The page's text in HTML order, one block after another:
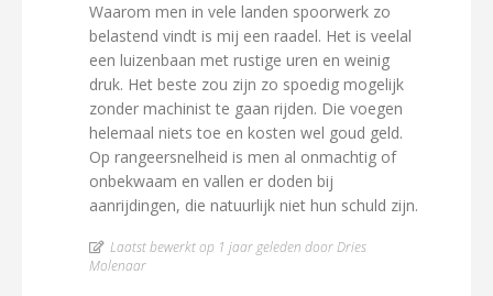
Waarom men in vele landen spoorwerk zo
belastend vindt is mij een raadel. Het is veelal
een luizenbaan met rustige uren en weinig
druk. Het beste zou zijn zo spoedig mogelijk
zonder machinist te gaan rijden. Die voegen
helemaal niets toe en kosten wel goud geld.
Op rangeersnelheid is men al onmachtig of
onbekwaam en vallen er doden bij
aanrijdingen, die natuurlijk niet hun schuld zijn.
Laatst bewerkt op 1 jaar geleden door Dries
Molenaar